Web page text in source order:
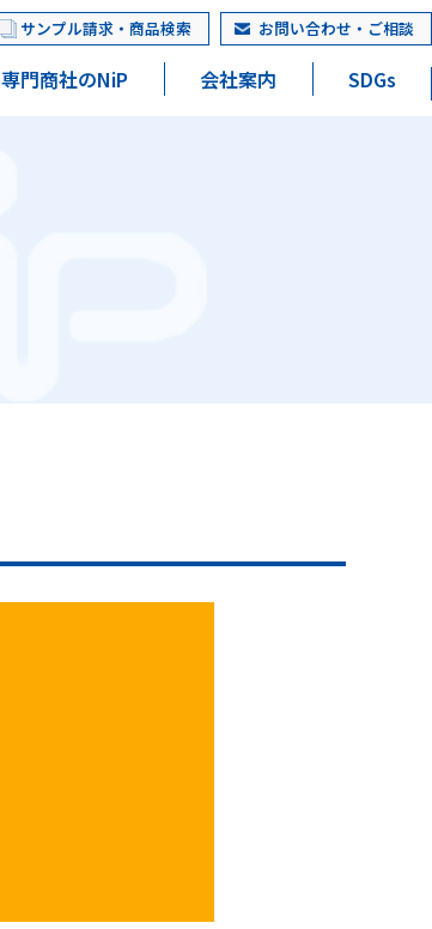
サンプル請求・商品検索 お問い合わせ・ご相談
専門商社のNiP 会社案内 SDGs